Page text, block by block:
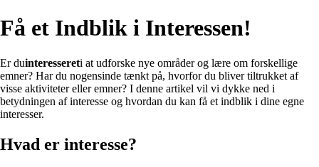
Få et Indblik i Interessen!
Er duinteressereti at udforske nye områder og lære om forskellige
emner? Har du nogensinde tænkt på, hvorfor du bliver tiltrukket af
visse aktiviteter eller emner? I denne artikel vil vi dykke ned i
betydningen af interesse og hvordan du kan få et indblik i dine egne
interesser.
Hvad er interesse?